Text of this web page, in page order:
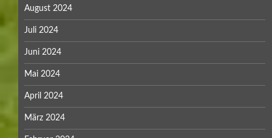
August 2024
Juli 2024
Juni 2024
Mai 2024
April 2024
März 2024